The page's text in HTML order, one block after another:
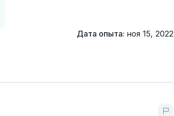
Дата опыта: ноя 15, 2022